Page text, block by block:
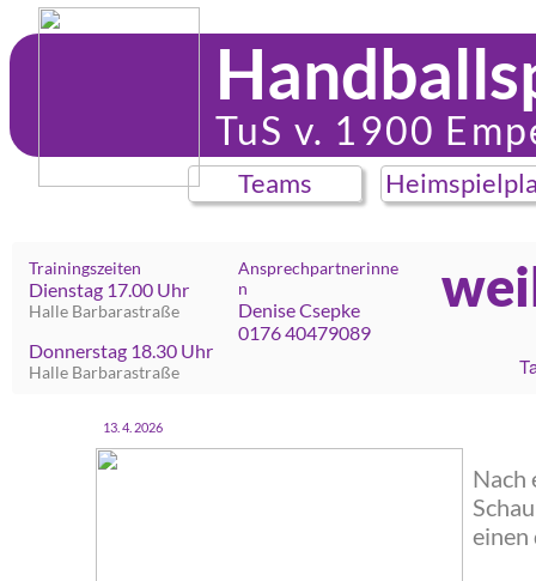
TuS v. 1900
Teams
Teams Heimspielplan
TuS v. 1900
Trainingszeiten
Dienstag 17.00 Uhr
Halle Barbarastraße
Donnerstag 18.30 Uhr
Halle Barbarastraße
Ansprechpartnerinne
n
Denise Csepke
0176 40479089
‍13. 4. 2026
‍Nach
einen